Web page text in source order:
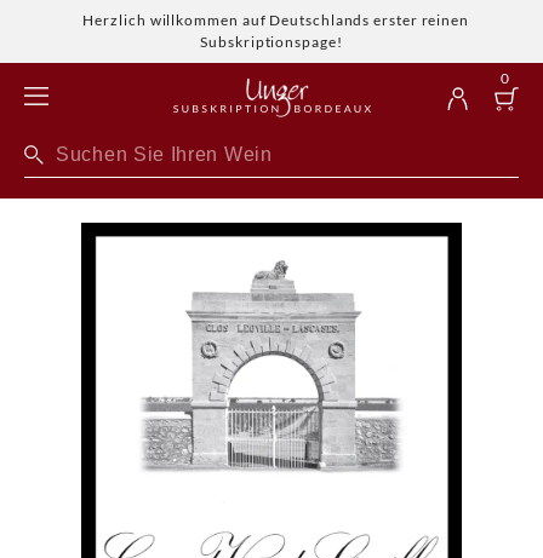
Herzlich willkommen auf Deutschlands erster reinen
Subskriptionspage!
0